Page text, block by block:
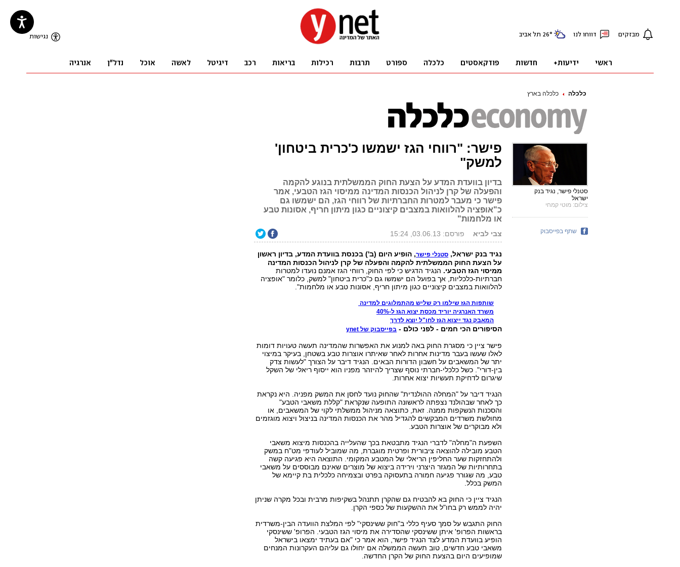
כלכלה כלכלה בארץ
פישר: "רווחי הגז ישמשו כ'כרית ביטחון'
למשק"
בדיון בוועדת המדע על הצעת החוק הממשלתית בנוגע להקמה
והפעלה של קרן לניהול הכנסות המדינה ממיסוי הגז הטבעי, אמר
פישר כי מעבר למטרות החברתיות של רווחי הגז, הם ישמשו גם
כ"אופציה להלוואות במצבים קיצוניים כגון מיתון חריף, אסונות טבע
או מלחמות"
צבי לביא פורסם: 03.06.13, 15:24
נגיד בנק ישראל, סטנלי פישר, הופיע היום (ב') בכנסת בוועדת המדע, בדיון ראשון
על הצעת החוק הממשלתית להקמה והפעלה של קרן לניהול הכנסות המדינה
ממיסוי הגז הטבעי. הנגיד הדגיש כי לפי החוק, רווחי הגז אמנם נועדו למטרות
חברתיות-כלכליות, אך בפועל הם ישמשו גם כ"כרית ביטחון" למשק, כלומר "אופציה
להלוואות במצבים קיצוניים כגון מיתון חריף, אסונות טבע או מלחמות".
שותפות הגז שילמו רק שליש מהתמלוגים למדינה
משרד האנרגיה יוריד מכסת יצוא הגז ל-40%
המאבק נגד ייצוא הגז לחו"ל יוצא לדרך
הסיפורים הכי חמים - לפני כולם - בפייסבוק של ynet
פישר ציין כי מסגרת החוק באה למנוע את האפשרות שהמדינה תעשה טעויות דומות
לאלו שעשו בעבר מדינות אחרות לאחר שאיתרו אוצרות טבע בשטחן, בעיקר במיצוי
יתר של המשאבים על חשבון הדורות הבאים. הנגיד דיבר על הצורך "לעשות צדק
בין-דורי". כשל כלכלי-חברתי נוסף שצריך להיזהר מפניו הוא ייסוף ריאלי של השקל
שיגרום לדחיקת תעשיות יצוא אחרות.
הנגיד דיבר על "המחלה ההולנדית" שהחוק נועד לחסן את המשק מפניה. היא נקראת
כך לאחר שבהולנד נצפתה לראשונה התופעה שנקראת "קללת משאבי הטבע"
והסכנות הנשקפות ממנה. זאת, כתוצאה מניהול ממשלתי לקוי של המשאבים, או
מחולשת משרדים המבקשים להגדיל מהר את הכנסות המדינה בניצול ויצוא מוגזמים
ולא מבוקרים של אוצרות הטבע.
השפעת ה"מחלה" לדברי הנגיד מתבטאת בכך שהעלייה בהכנסות מיצוא משאבי
הטבע מובילה להוצאה ציבורית ופרטית מוגברת, מה שמוביל לעודפי מט"ח במשק
ולהתחזקות שער החליפין הריאלי של המטבע המקומי. התוצאה היא פגיעה קשה
בתחרותיות של המגזר היצרני וירידה ביצוא של מוצרים שאינם מבוססים על משאבי
טבע, מה שגורר פגיעה חמורה בתעסוקה בפרט ובצמיחה כלכלית בת קיימא של
המשק בכלל.
הנגיד ציין כי החוק בא להבטיח גם שהקרן תתנהל בשקיפות מרבית ובכל מקרה שניתן
יהיה לממש רק בחו"ל את ההשקעות של כספי הקרן.
החוק התגבש על סמך סעיף כללי ב"חוק ששינסקי" לפי המלצת הוועדה הבין-משרדית
בראשות הפרופ' איתן ששינסקי שהסדירה את מיסוי הגז הטבעי. הפרופ' ששינסקי
הופיע בוועדת המדע לצד הנגיד פישר, הוא אמר כי "אם בעתיד ימצאו בישראל
משאבי טבע חדשים, טוב תעשה הממשלה אם יחולו גם עליהם העקרונות המנחים
שמופיעים היום בהצעת החוק של הקרן החדשה.
סטנלי פישר, נגיד בנק
ישראל
צילום: מוטי קמחי
שתף בפייסבוק